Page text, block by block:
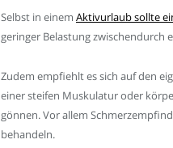
Selbst in einem Aktivurlaub sollte
geringer Belastung zwischendurch
Zudem empfiehlt es sich auf den
einer steifen Muskulatur oder
gönnen. Vor allem
behandeln.